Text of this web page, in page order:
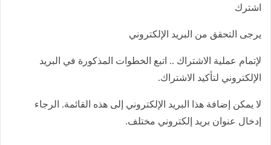
اشترك
يرجى التحقق من البريد الإلكتروني
لإتمام عملية الاشتراك .. اتبع الخطوات المذكورة في البريد
الإلكتروني لتأكيد الاشتراك.
لا يمكن إضافة هذا البريد الإلكتروني إلى هذه القائمة. الرجاء
إدخال عنوان بريد إلكتروني مختلف.